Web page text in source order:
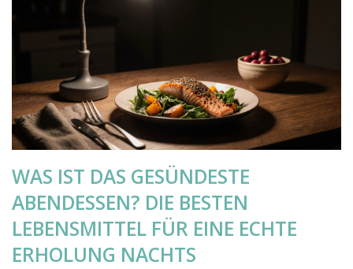
WAS IST DAS GESÜNDESTE
ABENDESSEN? DIE BESTEN
LEBENSMITTEL FÜR EINE ECHTE
ERHOLUNG NACHTS